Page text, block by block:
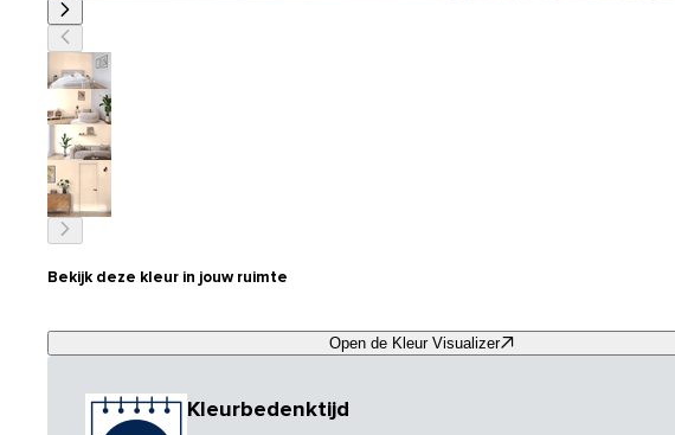
Bekijk deze kleur in jouw ruimte
Open de Kleur Visualizer
Kleurbedenktijd